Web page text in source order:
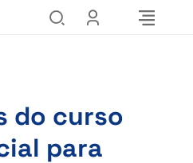
do curso
para